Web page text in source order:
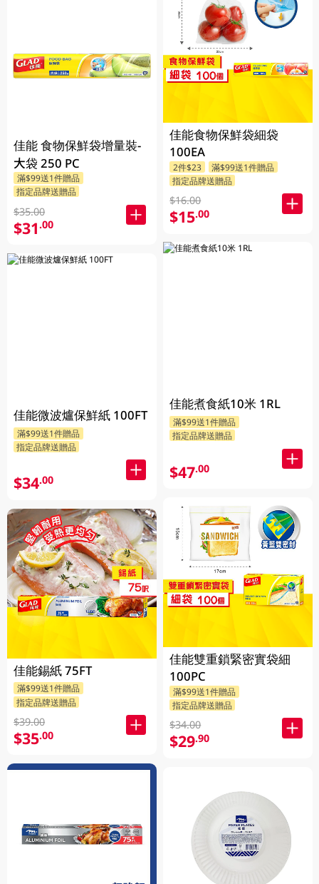
佳能 食物保鮮袋增量裝-
大袋 250 PC
滿$99送1件贈品
指定品牌送贈品
$35.00
$31.00
佳能微波爐保鮮紙 100FT
滿$99送1件贈品
指定品牌送贈品
$34.00
佳能錫紙 75FT
滿$99送1件贈品
指定品牌送贈品
$39.00
$35.00
佳能食物保鮮袋細袋
100EA
2件$23
滿$99送1件贈品
指定品牌送贈品
$16.00
$15.00
佳能煮食紙10米 1RL
滿$99送1件贈品
指定品牌送贈品
$47.00
佳能雙重鎖緊密實袋細
100PC
滿$99送1件贈品
指定品牌送贈品
$34.00
$29.90